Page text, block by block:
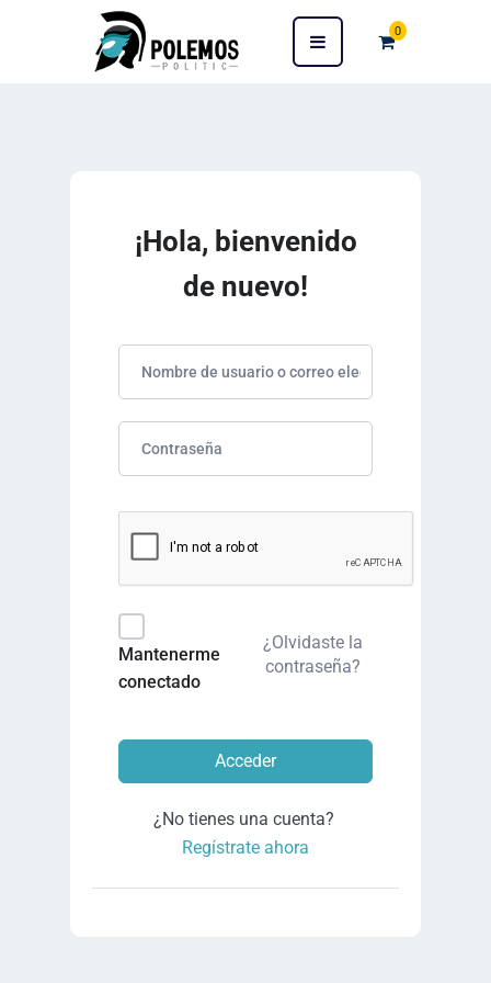
0
¡Hola, bienvenido
de nuevo!
Mantenerme
conectado
¿Olvidaste la
contraseña?
Acceder
¿No tienes una cuenta?
Regístrate ahora